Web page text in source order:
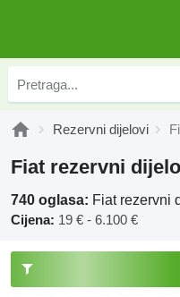
Rezervni dijelovi
Fiat rezervni
740 oglasa: Fiat rezervni
Cijena: 19 € - 6.100 €